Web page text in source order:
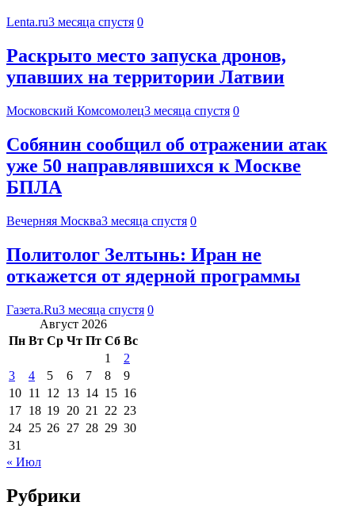
Lenta.ru3 месяца спустя 0
Раскрыто место запуска дронов,
упавших на территории Латвии
Московский Комсомолец3 месяца спустя 0
Собянин сообщил об отражении атак
уже 50 направлявшихся к Москве
БПЛА
Вечерняя Москва3 месяца спустя 0
Политолог Зелтынь: Иран не
откажется от ядерной программы
Газета.Ru3 месяца спустя 0
Август 2026
Пн Вт Ср Чт Пт Сб Вс
1
2
3
4 5 6 7 8
9
10 11 12 13 14 15 16
17 18 19 20 21 22 23
24 25 26 27 28 29 30
31
« Июл
Рубрики